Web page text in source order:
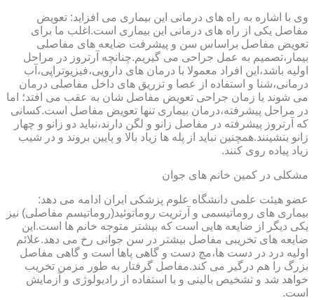
وی با اشاره به راه های درمانی این بیماری می افزاید: تعویض
مفاصل یکی از راه های درمانی این بیماری است.اغلب ما برای
تعویض مفاصل براساس سن و پیشرفت ضایعه های مفاصلی
بیمار،تصمیم به عمل جراحی می گیریم.چنانچه آرتروز در مراحل
اولیه باشد،این افراد معمولا با درمان های دارویی،فیزیوتراپی،آب
درمانی،شنا و استفاده از عصا و تزریق های داخل مفاصلی درمان
می شوند یا زمان جراحی تعویض مفاصل شان به عقب می افتد؛ اما
در مراحل پیشرفته،درمان بیماری تنها تعویض مفاصل است.کسانی
که آرتروز پیشرفته در مفاصل زانو و لگن دارند،نباید دو زانو و چهار
زانو بنشینند.همچنین نباید از پله ها زیاد بالا و پایین بروند و در شیب
زیاد پیاده روی کنند.
مشکلی در کمین خانم های جوان
عضو هیئت علمی دانشگاه علوم پزشکی ایران ادامه می دهد:
بیماری های روماتیسمی و آرتریت روماتوئید(روماتیسم مفاصلی) نیز
یکی دیگر از ضایعه هایی است که بیشتر متوجه خانم ها است.این
ضایعه های تخریبی مفاصل بیشتر در سن جوانی رخ می دهد.علائم
اولیه درد در دست ها،مچ دست و گاهی پاها است و گاهی مفاصل
بزرگ را هم درگیر می کند.مفاصل گرفتار به طور مزمن تخریب
خواهد شد و تشخیص بالینی و با استفاده از رادیولوژی و آزمایش
است.